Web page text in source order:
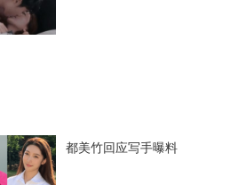
都美竹回应写手曝料